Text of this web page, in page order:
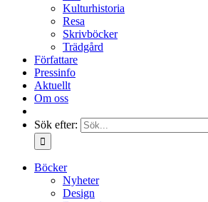
Kulturhistoria
Resa
Skrivböcker
Trädgård
Författare
Pressinfo
Aktuellt
Om oss
Sök efter:
Böcker
Nyheter
Design